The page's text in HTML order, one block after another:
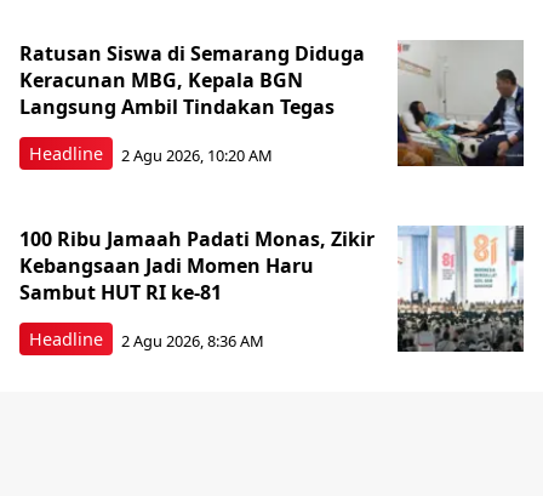
Headline
Ratusan Siswa di Semarang Diduga
Keracunan MBG, Kepala BGN
Langsung Ambil Tindakan Tegas
2 Agu 2026, 10:20 AM
Headline
100 Ribu Jamaah Padati Monas, Zikir
Kebangsaan Jadi Momen Haru
Sambut HUT RI ke-81
2 Agu 2026, 8:36 AM